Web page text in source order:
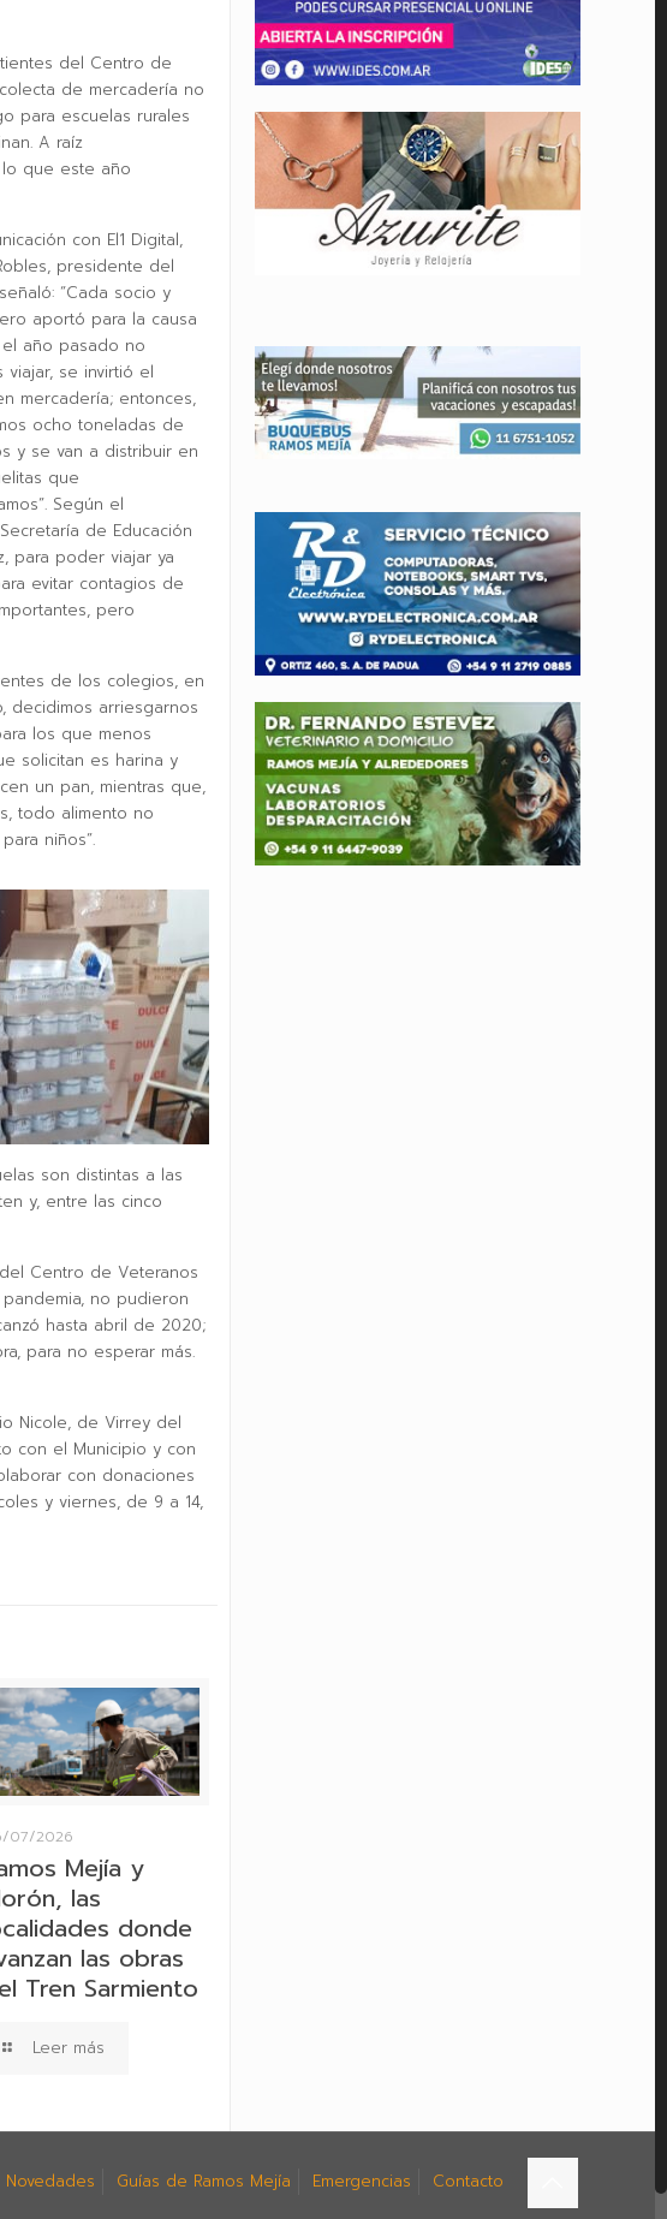
del Centro de
de mercadería no
para escuelas rurales
A raíz
que este año
con El1 Digital,
presidente del
“Cada socio y
aportó para la causa
año pasado no
viajar, se invirtió el
mercadería; entonces,
ocho toneladas de
y se van a distribuir en
que
Según el
de Educación
para poder viajar ya
evitar contagios de
pero
de los colegios, en
decidimos arriesgarnos
los que menos
solicitan es harina y
un pan, mientras que,
todo alimento no
niños”.
son distintas a las
y, entre las cinco
Centro de Veteranos
no pudieron
hasta abril de 2020;
para no esperar más.
Nicole, de Virrey del
con el Municipio y con
con donaciones
y viernes, de 9 a 14,
07/2026
Mejía y
las
donde
las obras
Tren Sarmiento
Leer más
Novedades Guías de Ramos Mejía Emergencias Contacto